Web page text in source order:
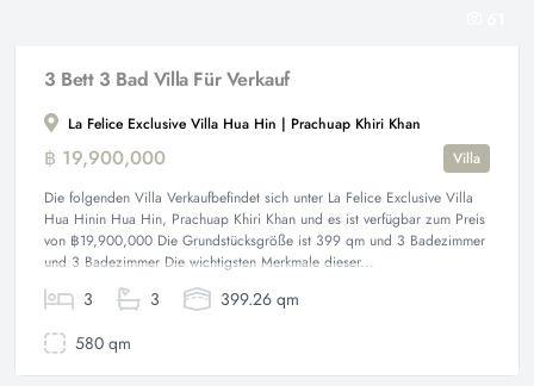
3 Bett 3 Bad Villa Für Verkauf
La Felice Exclusive Villa Hua Hin | Prachuap Khiri Khan
฿ 19,900,000
Villa
Die folgenden Villa Verkaufbefindet sich unter La Felice Exclusive Villa
Hua Hinin Hua Hin, Prachuap Khiri Khan und es ist verfügbar zum Preis
von ฿19,900,000 Die Grundstücksgröße ist 399 qm und 3 Badezimmer
und 3 Badezimmer Die wichtigsten Merkmale dieser...
3 3
399.26 qm
580 qm